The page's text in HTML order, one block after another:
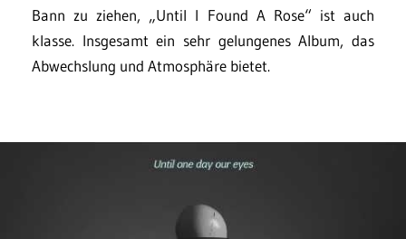
Bann zu ziehen, „Until I Found A Rose“ ist auch
klasse. Insgesamt ein sehr gelungenes Album, das
Abwechslung und Atmosphäre bietet.